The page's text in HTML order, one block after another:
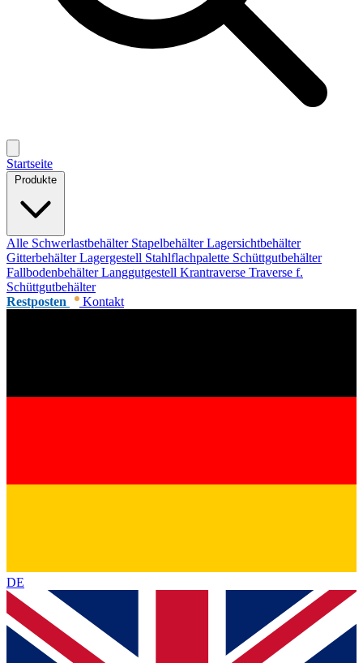
Startseite
Alle Schwerlastbehälter StapelbehälterLagersichtbehälter
GitterbehälterLagergestell Stahlflachpalette Schüttgutbehälter
FallbodenbehälterLanggutgestell Krantraverse Traverse f.
Schüttgutbehälter
Restposten
Kontakt
DE